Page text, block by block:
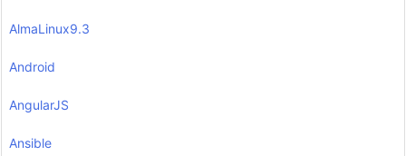
AlmaLinux9.3
Android
AngularJS
Ansible